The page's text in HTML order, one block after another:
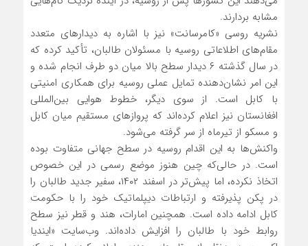
مشابه بردارند.
نشریه روسی «کامرسانت» نیز با اشاره به دیدارهای متعدد
مقام‌های اطلاعاتی روسیه با مسئولان طالبان، تأکید کرده که
در سال گذشته ۶ دیدار سطح بالا میان دو طرف انجام شده و
این امر نشان‌دهنده تمایل عملی روسیه برای همکاری امنیتی
با کابل است. از سوی دیگر، خطوط هوایی بین‌المللی
افغانستان نیز اعلام کرده‌اند که پروازهای مستقیم میان کابل
و مسکو از تیرماه از سر گرفته می‌شود.
واکنش‌ها به این اقدام روسیه در سطح جهانی متفاوت بوده
است. در حالی‌که چین هنوز موضع رسمی در این خصوص
اتخاذ نکرده، اما پیش‌تر در اسفند ۱۴۰۲، سفیر جدید طالبان را
در پکن پذیرفته و ارتباطات دیپلماتیک خود را با حکومت
کابل ادامه داده است. همچنین امارات، هند و قطر نیز سطح
روابط خود با طالبان را افزایش داده‌اند. وب‌سایت «ایندیا